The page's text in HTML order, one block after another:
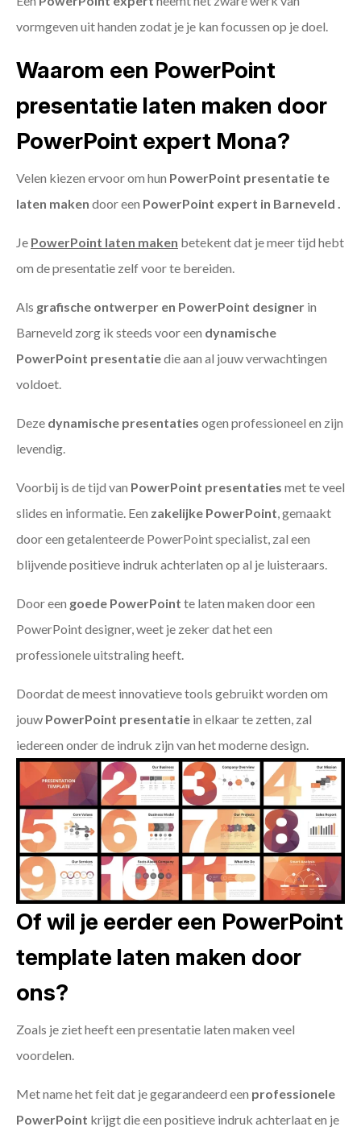
vormgeven uit handen zodat je je kan focussen op je doel.
Waarom een PowerPoint
presentatie laten maken door
PowerPoint expert Mona?
Velen kiezen ervoor om hun PowerPoint presentatie te
laten maken door een PowerPoint expert in Barneveld .
Je PowerPoint laten maken betekent dat je meer tijd hebt
om de presentatie zelf voor te bereiden.
Als grafische ontwerper en PowerPoint designer in
Barneveld zorg ik steeds voor een dynamische
PowerPoint presentatiedie aan al jouw verwachtingen
voldoet.
Deze dynamische presentaties ogen professioneel en zijn
levendig.
Voorbij is de tijd van PowerPoint presentaties met te veel
slides en informatie. Een zakelijke PowerPoint, gemaakt
door een getalenteerde PowerPoint specialist, zal een
blijvende positieve indruk achterlaten op al je luisteraars.
Door een goede PowerPoint te laten maken door een
PowerPoint designer, weet je zeker dat het een
professionele uitstraling heeft.
Doordat de meest innovatieve tools gebruikt worden om
jouw PowerPoint presentatie in elkaar te zetten, zal
iedereen onder de indruk zijn van het moderne design.
Of wil je eerder een PowerPoint
template laten maken door
ons?
Zoals je ziet heeft een presentatie laten maken veel
voordelen.
Met name het feit dat je gegarandeerd een professionele
PowerPoint krijgt die een positieve indruk achterlaat en je